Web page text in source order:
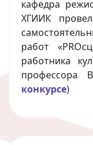
кафедра
ХГИИК
работ
работника
профессора
конкурсе)